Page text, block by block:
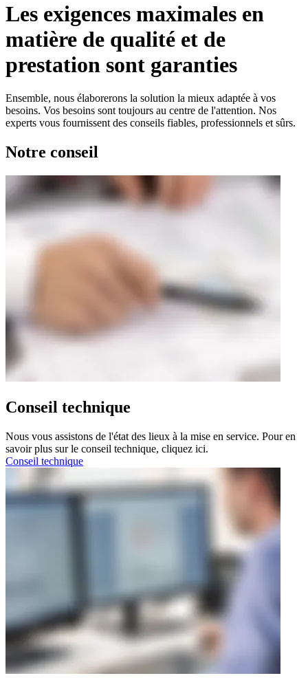
Les exigences maximales en
matière de qualité et de
prestation sont garanties
Ensemble, nous élaborerons la solution la mieux adaptée à vos
besoins. Vos besoins sont toujours au centre de l'attention. Nos
experts vous fournissent des conseils fiables, professionnels et sûrs.
Notre conseil
Conseil technique
Nous vous assistons de l'état des lieux à la mise en service. Pour en
savoir plus sur le conseil technique, cliquez ici.
Conseil technique